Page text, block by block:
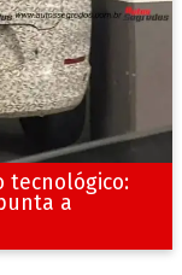
tecnológico:
a